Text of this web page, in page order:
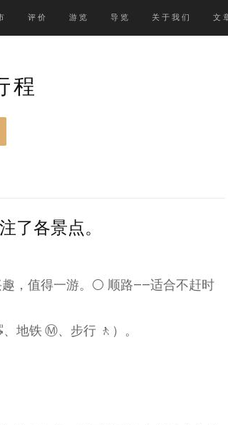
评价 游览 导览 关于我们 文
程
了各景点。
，值得一游。⚪️ 顺路——适合不赶时
地铁 Ⓜ️、步行 🚶）。